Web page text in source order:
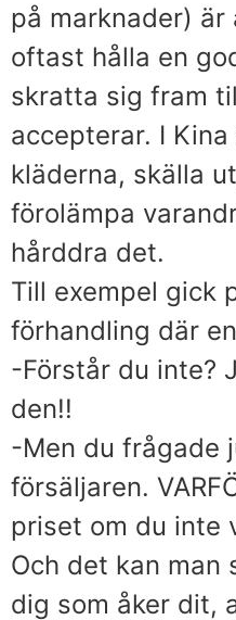
på marknader)
oftast hålla en
skratta sig fram
accepterar. I
kläderna, skälla
förolämpa
hårddra det.
Till exempel gick
förhandling där
-Förstår du inte?
den!!
-Men du frågade
försäljaren.
priset om du inte
Och det kan
dig som åker dit,